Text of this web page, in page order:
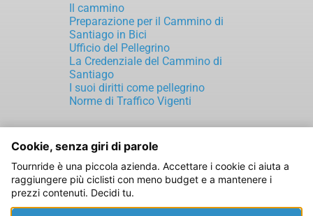
Il cammino
Preparazione per il Cammino di
Santiago in Bici
Ufficio del Pellegrino
La Credenziale del Cammino di
Santiago
I suoi diritti come pellegrino
Norme di Traffico Vigenti
TOURNRIDE S.L.
CIF: B70189816
Rúa de Laverde Ruiz, 5
Santiago de Compostela
Cookie, senza giri di parole
Tournride è una piccola azienda. Accettare i cookie ci aiuta a
raggiungere più ciclisti con meno budget e a mantenere i
prezzi contenuti. Decidi tu.